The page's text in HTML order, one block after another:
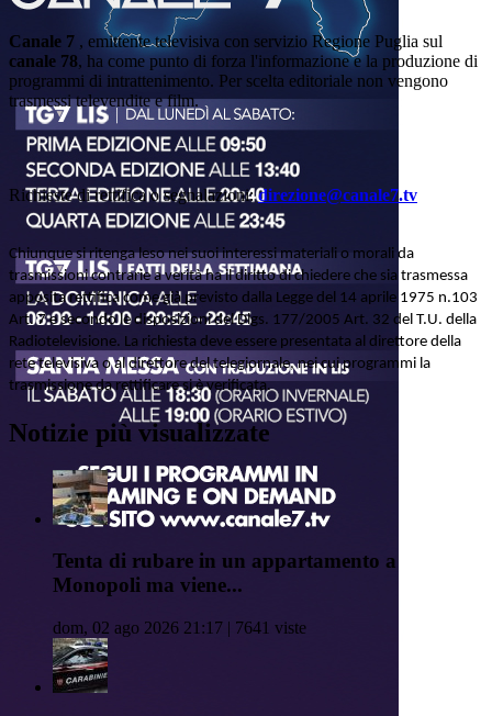
Canale 7 , emittente televisiva con servizio Regione Puglia sul
canale 78, ha come punto di forza l'informazione e la produzione di
programmi di intrattenimento. Per scelta editoriale non vengono
trasmessi televendite e film.
Richieste di rettifica o segnalazioni:direzione@canale7.tv
Chiunque si ritenga leso nei suoi interessi materiali o morali da
trasmissioni contrarie a verità ha il diritto di chiedere che sia trasmessa
apposita rettifica come già previsto dalla Legge del 14 aprile 1975 n.103
Art. 7 e secondo le disposizioni del Dlgs. 177/2005 Art. 32 del T.U. della
Radiotelevisione. La richiesta deve essere presentata al direttore della
rete televisiva o al direttore del telegiornale, nei cui programmi la
trasmissione da rettificare si è verificata.
Notizie più visualizzate
Tenta di rubare in un appartamento a
Monopoli ma viene...
dom, 02 ago 2026 21:17 | 7641 viste